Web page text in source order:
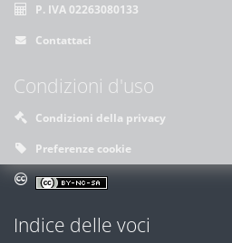
P. IVA 02263080133
Contattaci
Condizioni d'uso
Condizioni della privacy
Preferenze cookie
Indice delle voci